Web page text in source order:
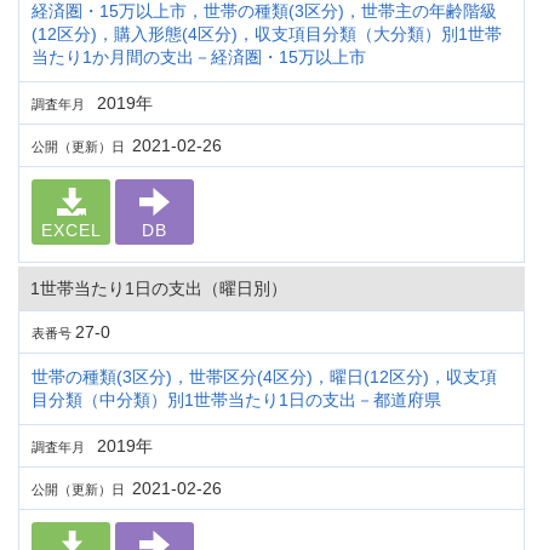
経済圏・15万以上市，世帯の種類(3区分)，世帯主の年齢階級
(12区分)，購入形態(4区分)，収支項目分類（大分類）別1世帯
当たり1か月間の支出－経済圏・15万以上市
調査年月 2019年
公開（更新）日 2021-02-26
EXCEL DB
1世帯当たり1日の支出（曜日別）
表番号 27-0
世帯の種類(3区分)，世帯区分(4区分)，曜日(12区分)，収支項
目分類（中分類）別1世帯当たり1日の支出－都道府県
調査年月 2019年
公開（更新）日 2021-02-26